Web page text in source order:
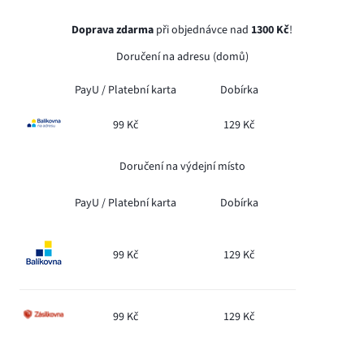
Doprava zdarma při objednávce nad 1300 Kč!
Doručení na adresu (domů)
PayU / Platební karta Dobírka
99 Kč 129 Kč
Doručení na výdejní místo
PayU / Platební karta Dobírka
99 Kč 129 Kč
99 Kč 129 Kč